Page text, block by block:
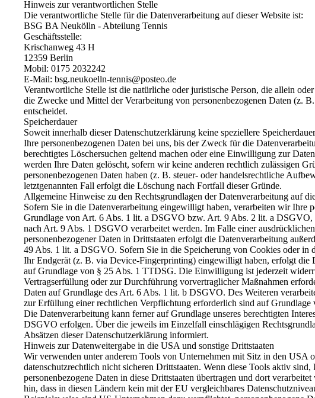
Hinweis zur verantwortlichen Stelle
Die verantwortliche Stelle für die Datenverarbeitung auf dieser Website ist:
BSG BA Neukölln - Abteilung Tennis
Geschäftsstelle:
Krischanweg 43 H
12359 Berlin
Mobil: 0175 2032242
E-Mail: bsg.neukoelln-tennis@posteo.de
Verantwortliche Stelle ist die natürliche oder juristische Person, die allein
die Zwecke und Mittel der Verarbeitung von personenbezogenen Daten (z.
entscheidet.
Speicherdauer
Soweit innerhalb dieser Datenschutzerklärung keine speziellere
Ihre personenbezogenen Daten bei uns, bis der Zweck für die
berechtigtes Löschersuchen geltend machen oder eine Einwilligung zur
werden Ihre Daten gelöscht, sofern wir keine anderen rechtlich zulässigen
personenbezogenen Daten haben (z. B. steuer- oder handelsrechtliche
letztgenannten Fall erfolgt die Löschung nach Fortfall dieser Gründe.
Allgemeine Hinweise zu den Rechtsgrundlagen der Datenverarbeitung auf
Sofern Sie in die Datenverarbeitung eingewilligt haben, verarbeiten wir Ihre
Grundlage von Art. 6 Abs. 1 lit. a DSGVO bzw. Art. 9 Abs. 2 lit. a DSGVO,
nach Art. 9 Abs. 1 DSGVO verarbeitet werden. Im Falle einer
personenbezogener Daten in Drittstaaten erfolgt die Datenverarbeitung
49 Abs. 1 lit. a DSGVO. Sofern Sie in die Speicherung von Cookies oder in
Ihr Endgerät (z. B. via Device-Fingerprinting) eingewilligt haben, erfolgt die
auf Grundlage von § 25 Abs. 1 TTDSG. Die Einwilligung ist jederzeit
Vertragserfüllung oder zur Durchführung vorvertraglicher Maßnahmen
Daten auf Grundlage des Art. 6 Abs. 1 lit. b DSGVO. Des Weiteren
zur Erfüllung einer rechtlichen Verpflichtung erforderlich sind auf
Die Datenverarbeitung kann ferner auf Grundlage unseres berechtigten
DSGVO erfolgen. Über die jeweils im Einzelfall einschlägigen
Absätzen dieser Datenschutzerklärung informiert.
Hinweis zur Datenweitergabe in die USA und sonstige Drittstaaten
Wir verwenden unter anderem Tools von Unternehmen mit Sitz in den USA
datenschutzrechtlich nicht sicheren Drittstaaten. Wenn diese Tools aktiv sind,
personenbezogene Daten in diese Drittstaaten übertragen und dort
hin, dass in diesen Ländern kein mit der EU vergleichbares